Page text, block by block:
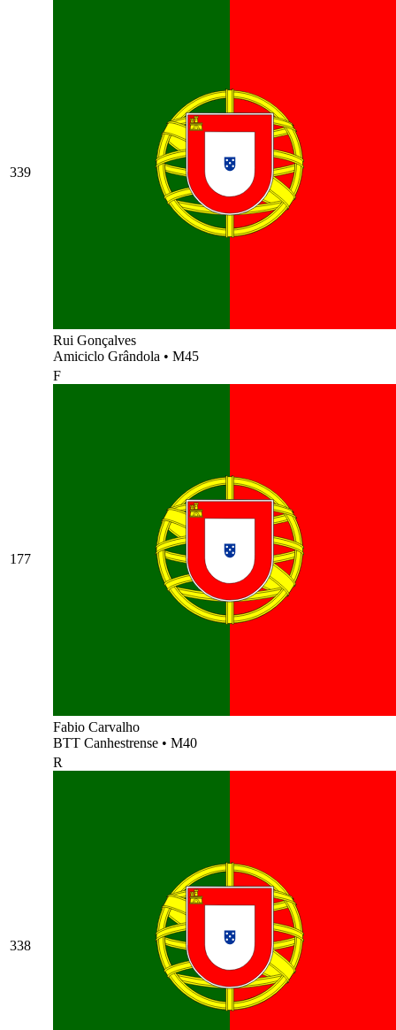
339
Rui Gonçalves
Amiciclo Grândola • M45
177
F
Fabio Carvalho
BTT Canhestrense • M40
338
R